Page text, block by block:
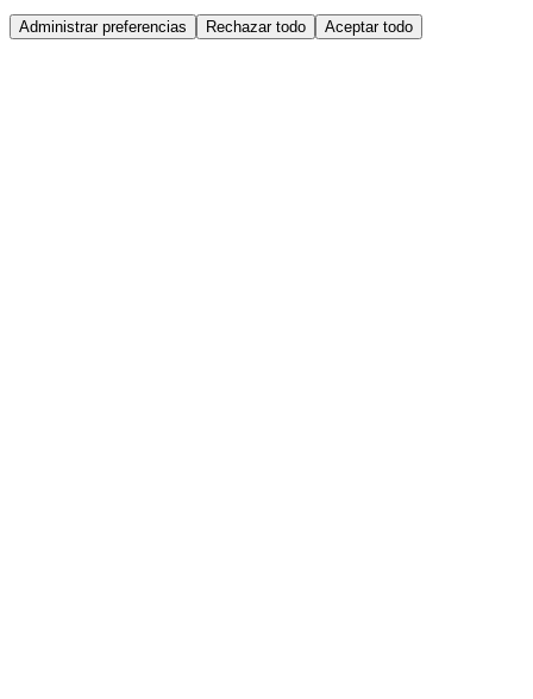
Administrar preferencias Rechazar todo Aceptar todo